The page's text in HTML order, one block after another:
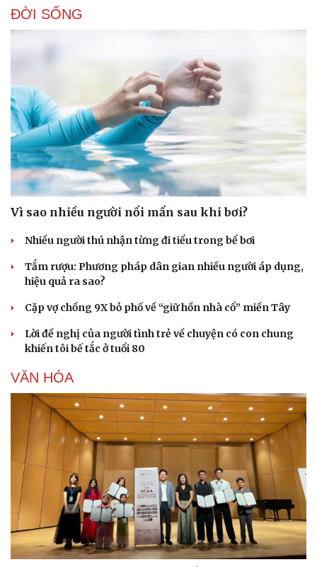
Thông tin doanh nghiệp
Doanh nghiệp 24h
Doanh nhân
Vì cộng đồng
Công nghệ
Sành điệu
Tin Công nghệ
Trải nghiệm
Chuyển đổi số
ĐỜI SỐNG
Vì sao nhiều người nổi mẩn sau khi bơi?
Nhiều người thú nhận từng đi tiểu trong bể bơi
Tắm rượu: Phương pháp dân gian nhiều người áp dụng,
hiệu quả ra sao?
Cặp vợ chồng 9X bỏ phố về “giữ hồn nhà cổ” miền Tây
Lời đề nghị của người tình trẻ về chuyện có con chung
khiến tôi bế tắc ở tuổi 80
VĂN HÓA